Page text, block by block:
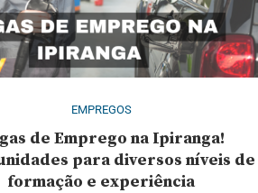
EMPREGOS
de Emprego na Ipiranga!
para diversos níveis de
formação e experiência